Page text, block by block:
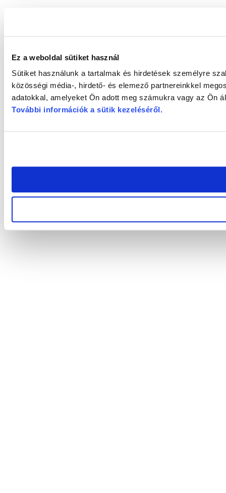
Ez a weboldal sütiket használ
Sütiket használunk a tartalmak és hirdetések személyre
közösségi média-, hirdető- és elemező partnereinkkel
adatokkal, amelyeket Ön adott meg számukra vagy az Ön
További információk a sütik kezeléséről.